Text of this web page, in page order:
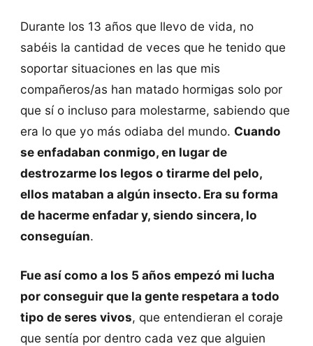
Durante los 13 años que llevo de vida, no
sabéis la cantidad de veces que he tenido que
soportar situaciones en las que mis
compañeros/as han matado hormigas solo por
que sí o incluso para molestarme, sabiendo que
era lo que yo más odiaba del mundo. Cuando
se enfadaban conmigo, en lugar de
destrozarme los legos o tirarme del pelo,
ellos mataban a algún insecto. Era su forma
de hacerme enfadar y, siendo sincera, lo
conseguían.
Fue así como a los 5 años empezó mi lucha
por conseguir que la gente respetara a todo
tipo de seres vivos, que entendieran el coraje
que sentía por dentro cada vez que alguien